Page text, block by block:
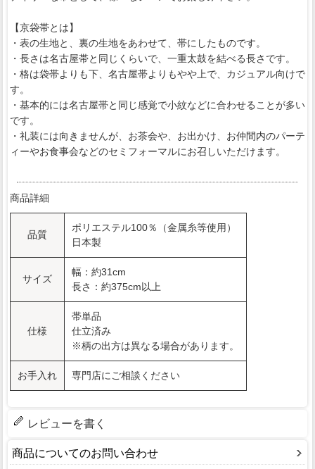
【京袋帯とは】
・表の生地と、裏の生地をあわせて、帯にしたものです。
・長さは名古屋帯と同じくらいで、一重太鼓を結べる長さです。
・格は袋帯よりも下、名古屋帯よりもやや上で、カジュアル向けで
す。
・基本的には名古屋帯と同じ感覚で小紋などに合わせることが多い
です。
・礼装には向きませんが、お茶会や、お出かけ、お仲間内のパーテ
ィーやお食事会などのセミフォーマルにお召しいただけます。
商品詳細
品質
ポリエステル100％（金属糸等使用）
日本製
サイズ
幅：約31cm
長さ：約375cm以上
仕様
帯単品
仕立済み
※柄の出方は異なる場合があります。
お手入れ 専門店にご相談ください
レビューを書く
商品についてのお問い合わせ